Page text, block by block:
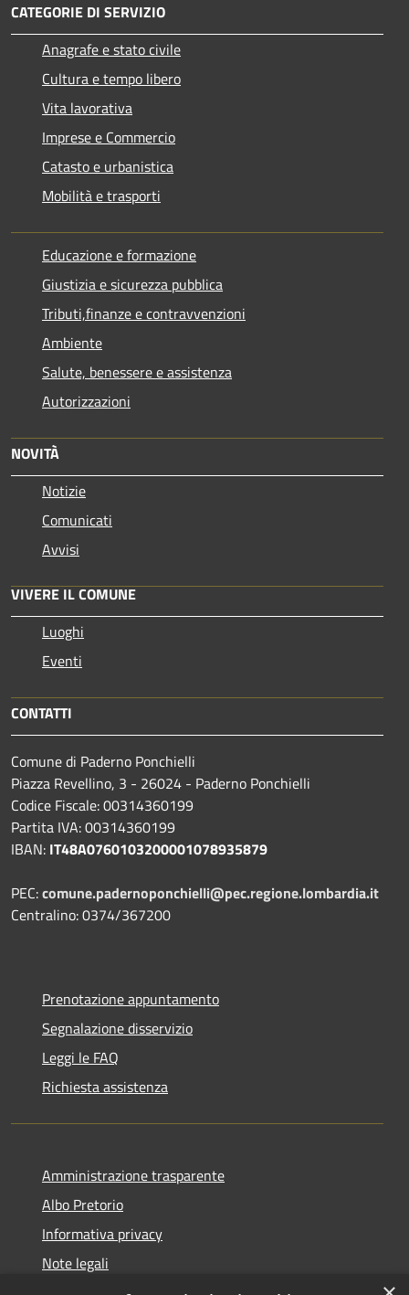
CATEGORIE DI SERVIZIO
Anagrafe e stato civile
Cultura e tempo libero
Vita lavorativa
Imprese e Commercio
Catasto e urbanistica
Mobilità e trasporti
Educazione e formazione
Giustizia e sicurezza pubblica
Tributi,finanze e contravvenzioni
Ambiente
Salute, benessere e assistenza
Autorizzazioni
NOVITÀ
Notizie
Comunicati
Avvisi
VIVERE IL COMUNE
Luoghi
Eventi
CONTATTI
Comune di Paderno Ponchielli
Piazza Revellino, 3 - 26024 - Paderno Ponchielli
Codice Fiscale: 00314360199
Partita IVA: 00314360199
IBAN: IT48A0760103200001078935879
PEC:comune.padernoponchielli@pec.regione.lombardia.it
Centralino: 0374/367200
Prenotazione appuntamento
Segnalazione disservizio
Leggi le FAQ
Richiesta assistenza
Amministrazione trasparente
Albo Pretorio
Informativa privacy
Note legali